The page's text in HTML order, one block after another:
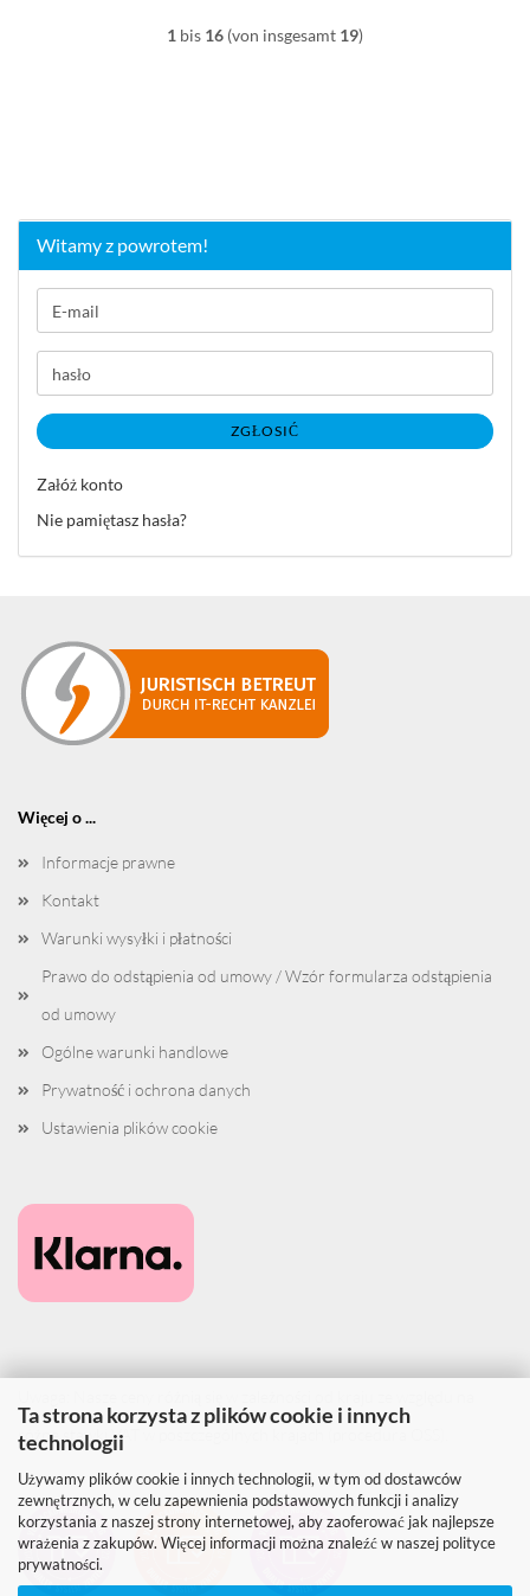
Ta strona korzysta z plików cookie i innych
technologii
Używamy plików cookie i innych technologii, w tym od dostawców
zewnętrznych, w celu zapewnienia podstawowych funkcji i analizy
korzystania z naszej strony internetowej, aby zaoferować jak najlepsze
wrażenia z zakupów. Więcej informacji można znaleźć w naszej polityce
prywatności.
1 bis 16 (von insgesamt 19)
Witamy z powrotem!
E-
mail
hasło
ZGŁOSIĆ
Załóż konto
Nie pamiętasz hasła?
Więcej o ...
Informacje prawne
Kontakt
Warunki wysyłki i płatności
Prawo do odstąpienia od umowy / Wzór formularza odstąpienia
od umowy
Ogólne warunki handlowe
Prywatność i ochrona danych
Ustawienia plików cookie
różne stawki VAT w poszczególnych krajach (procedura OSS).